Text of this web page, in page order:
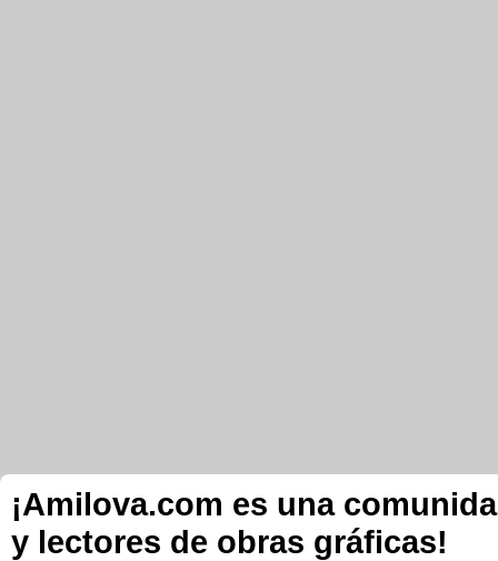
¡Amilova.com es una
y lectores de obras gráficas!